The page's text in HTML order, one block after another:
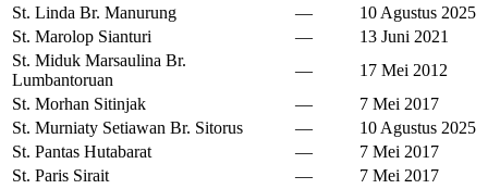
St. Linda Br. Manurung
—
10 Agustus 2025
St. Marolop Sianturi
—
13 Juni 2021
St. Miduk Marsaulina Br.
Lumbantoruan
—
17 Mei 2012
St. Morhan Sitinjak
—
7 Mei 2017
St. Murniaty Setiawan Br. Sitorus
—
10 Agustus 2025
St. Pantas Hutabarat
—
7 Mei 2017
St. Paris Sirait
—
7 Mei 2017